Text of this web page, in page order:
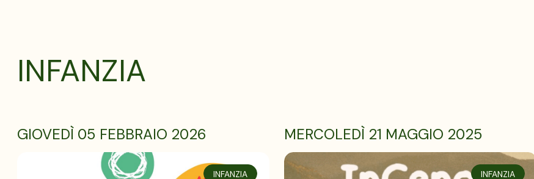
INFANZIA
GIOVEDÌ 05 FEBBRAIO 2026
INFANZIA
MERCOLEDÌ 21 MAGGIO 2025
INFANZIA